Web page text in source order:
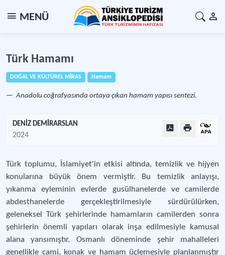
MENÜ
Türk Hamamı
DOĞAL VE KÜLTÜREL MİRAS Hamam
Anadolu coğrafyasında ortaya çıkan hamam yapısı sentezi.
DENİZ DEMİRARSLAN
2024
Türk toplumu, İslamiyet'in etkisi altında, temizlik ve hijyen
konularına büyük önem vermiştir. Bu temizlik anlayışı,
yıkanma eyleminin evlerde gusülhanelerde ve camilerde
abdesthanelerde gerçekleştirilmesiyle sürdürülürken,
geleneksel Türk şehirlerinde hamamların camilerden sonra
şehirlerin önemli yapıları olarak inşa edilmesiyle kamusal
alana yansımıştır. Osmanlı döneminde şehir mahalleleri
genellikle cami, konak ve hamam üçlemesiyle planlanmıştır